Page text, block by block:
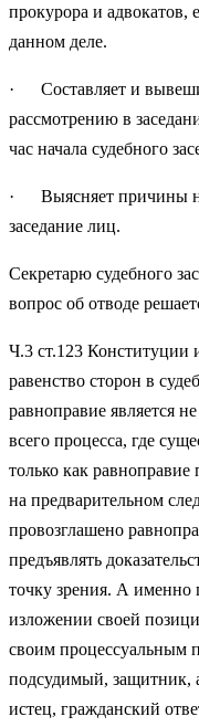
прокурора и адвокатов,
данном деле.
· Составляет и
рассмотрению в
час начала судебного
· Выясняет причины
заседание лиц.
Секретарю судебного
вопрос об отводе
Ч.3 ст.123 Конституции
равенство сторон в
равноправие является
всего процесса, где
только как
на предварительном
провозглашено
предъявлять
точку зрения. А именно
изложении своей
своим процессуальным
подсудимый, защитник,
истец, гражданский